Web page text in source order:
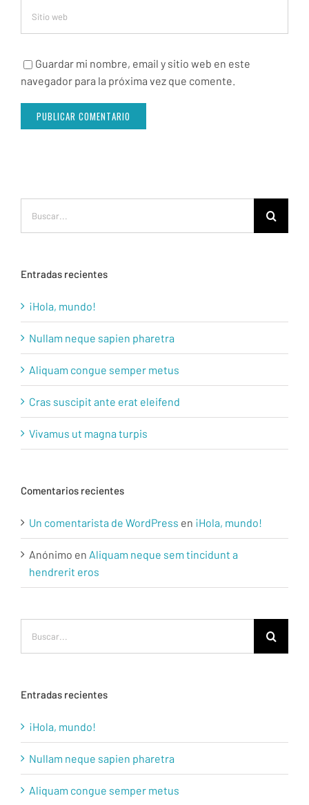
Guardar mi nombre, email y sitio web en este
navegador para la próxima vez que comente.
Entradas recientes
¡Hola, mundo!
Nullam neque sapien pharetra
Aliquam congue semper metus
Cras suscipit ante erat eleifend
Vivamus ut magna turpis
Comentarios recientes
Un comentarista de WordPress en ¡Hola, mundo!
Anónimo en Aliquam neque sem tincidunt a
hendrerit eros
Entradas recientes
¡Hola, mundo!
Nullam neque sapien pharetra
Aliquam congue semper metus